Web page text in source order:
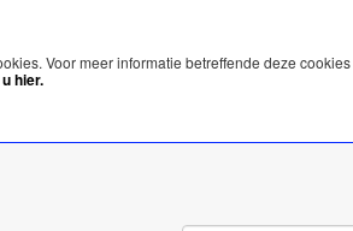
Voor meer informatie betreffende deze cookies
hier.